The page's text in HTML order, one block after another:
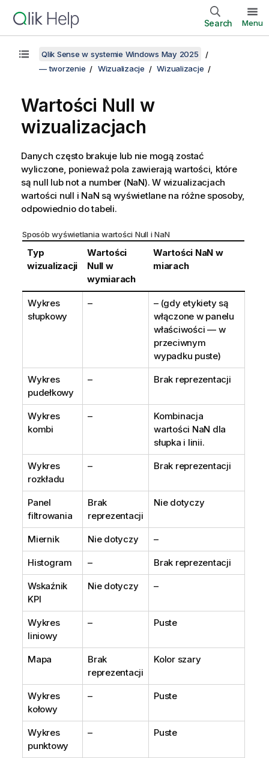
Search Menu
Qlik Sense w systemie Windows May 2025
— tworzenie
Wizualizacje Wizualizacje
Wartości Null w
wizualizacjach
Danych często brakuje lub nie mogą zostać
wyliczone, ponieważ pola zawierają wartości, które
są null lub not a number (NaN). W wizualizacjach
wartości null i NaN są wyświetlane na różne sposoby,
odpowiednio do tabeli.
Sposób wyświetlania wartości NulliNaN
Typ
wizualizacji
Wartości
Null w
wymiarach
Wartości NaN w
miarach
Wykres
słupkowy
–
– (gdy etykiety są
włączone w panelu
właściwości — w
przeciwnym
wypadku puste)
Wykres
pudełkowy
– Brak reprezentacji
Wykres
kombi
–
Kombinacja
wartości NaN dla
słupka i linii.
Wykres
rozkładu
– Brak reprezentacji
Panel
filtrowania
Brak
reprezentacji
Nie dotyczy
Miernik Nie dotyczy –
Histogram – Brak reprezentacji
Wskaźnik
KPI
Nie dotyczy –
Wykres
liniowy
– Puste
Mapa
Brak
reprezentacji
Kolor szary
Wykres
kołowy
– Puste
Wykres
punktowy
– Puste